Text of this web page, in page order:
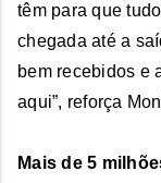
têm para que
chegada até a
bem recebidos e
aqui”, reforça
Mais de 5